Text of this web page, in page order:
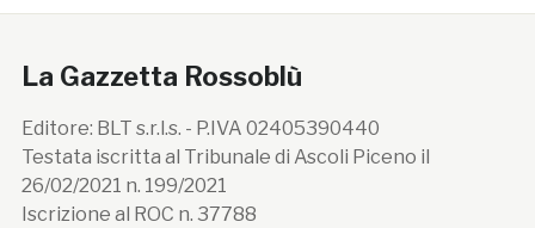
La Gazzetta Rossoblù
Editore: BLT s.r.l.s. - P.IVA 02405390440
Testata iscritta al Tribunale di Ascoli Piceno il
26/02/2021 n. 199/2021
Iscrizione al ROC n. 37788